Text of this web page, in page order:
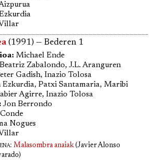
(1991) — Bederen 1
Michael Ende
Beatriz Zabalondo, J.L. Aranguren
Gadish, Inazio Tolosa
Ezkurdia, Patxi Santamaria, Maribi
Agirre, Inazio Tolosa
Jon Berrondo
Nogues
: Malasombra anaiak(Javier Alonso